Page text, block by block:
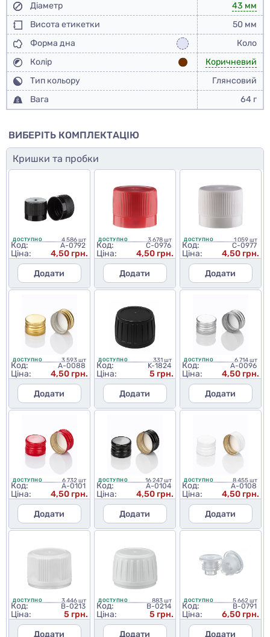
Діаметр
43 мм
Висота етикетки
50 мм
Форма дна
Коло
Колір
Коричневий
Тип кольору
Глянсовий
Вага
64 г
ВИБЕРІТЬ КОМПЛЕКТАЦІЮ
Кришки та пробки
ДОСТУПНО 4 586 шт
Код: A-0792
Ціна:
4,50 грн.
Додати
ДОСТУПНО 3 678 шт
Код: C-0976
Ціна:
4,50 грн.
Додати
ДОСТУПНО 1 059 шт
Код: C-0977
Ціна:
4,50 грн.
Додати
ДОСТУПНО 3 593 шт
Код: A-0088
Ціна:
4,50 грн.
Додати
ДОСТУПНО 331 шт
Код: K-1824
Ціна:
5 грн.
Додати
ДОСТУПНО 6 714 шт
Код: A-0096
Ціна:
4,50 грн.
Додати
ДОСТУПНО 6 732 шт
Код: A-0101
Ціна:
4,50 грн.
Додати
ДОСТУПНО 16 247 шт
Код: A-0104
Ціна:
4,50 грн.
Додати
ДОСТУПНО 8 455 шт
Код: A-0108
Ціна:
4,50 грн.
Додати
ДОСТУПНО 3 446 шт
Код: B-0213
Ціна:
5 грн.
Додати
ДОСТУПНО 883 шт
Код: B-0214
Ціна:
5 грн.
Додати
ДОСТУПНО 5 662 шт
Код: B-0791
Ціна:
6,50 грн.
Додати